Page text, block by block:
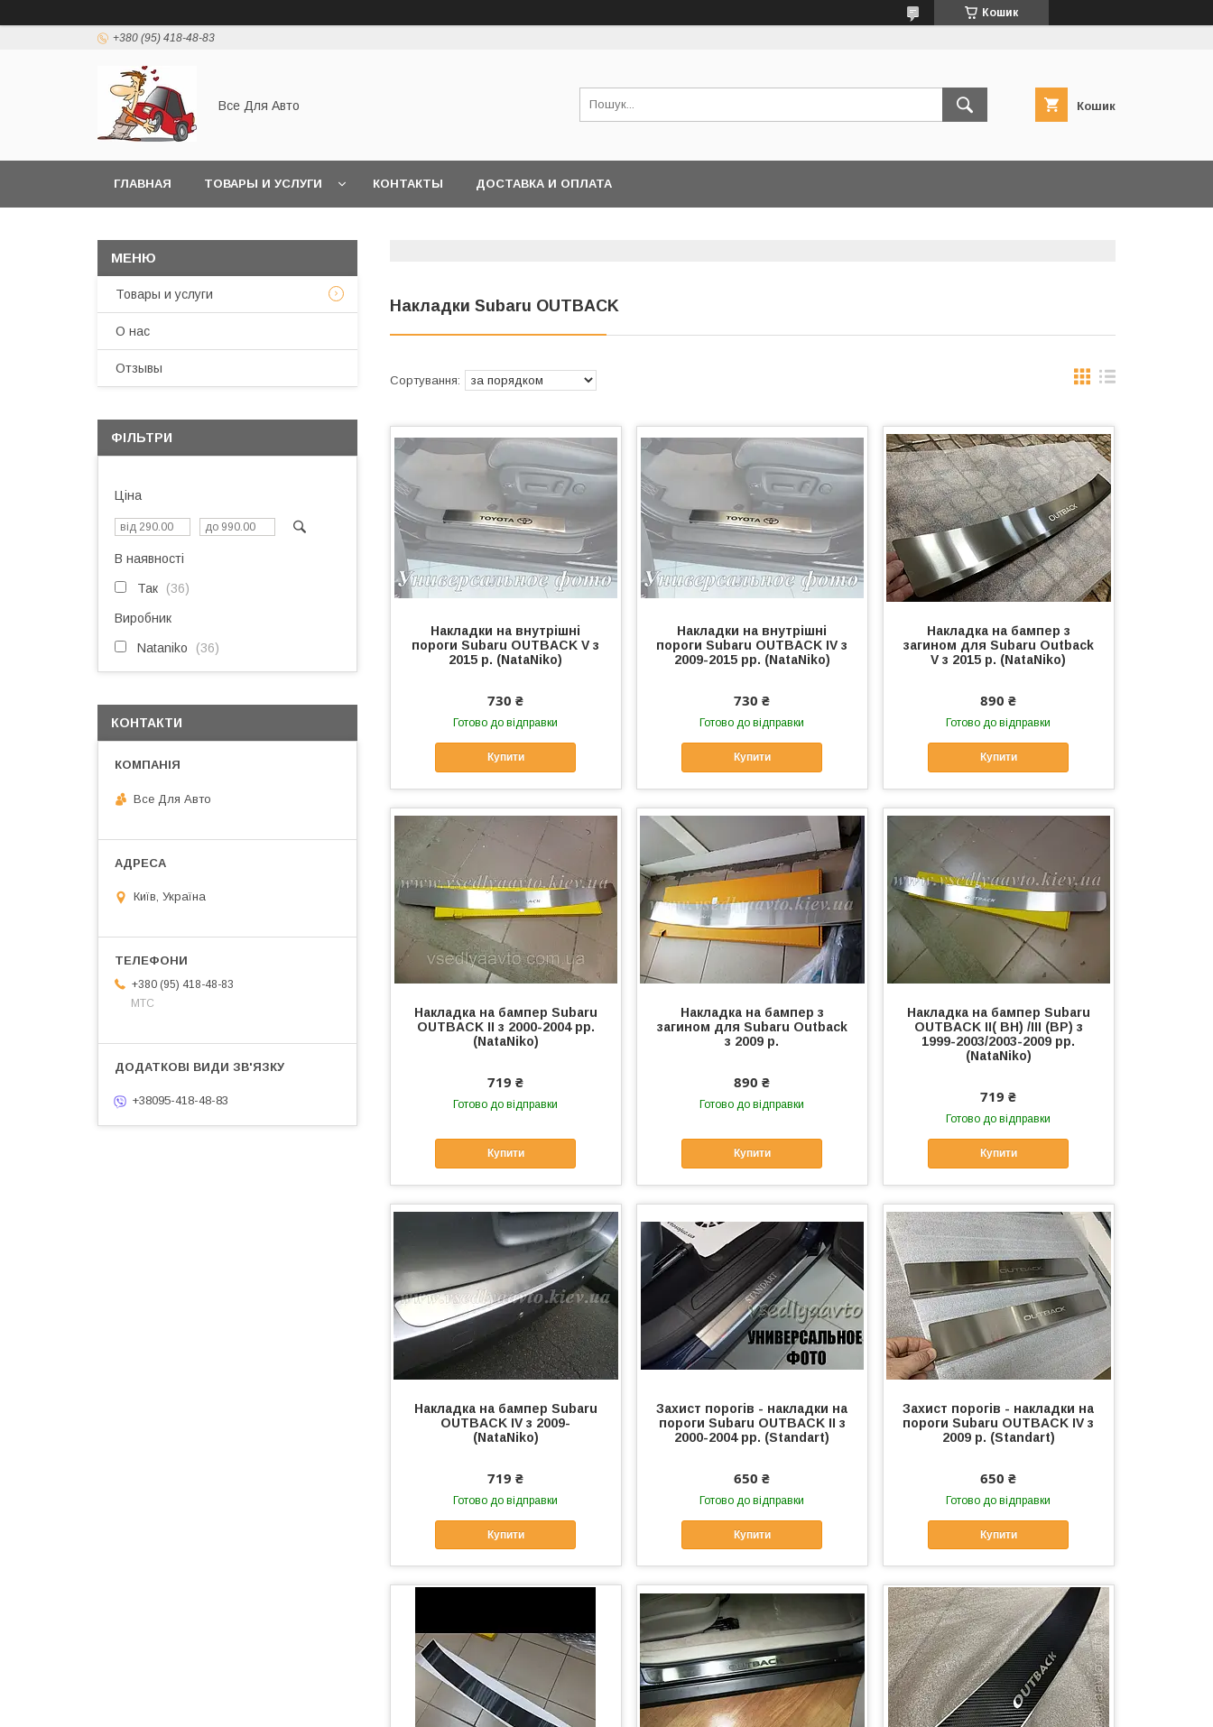
Кошик
+380 (95) 418-48-83
Все Для Авто Кошик
ГЛАВНАЯ ТОВАРЫ И УСЛУГИ КОНТАКТЫ ДОСТАВКА И ОПЛАТА
Накладки Subaru OUTBACK
Накладки на внутрішні
пороги Subaru OUTBACK V з
2015 р. (NataNiko)
730 ₴
Готово до відправки
Купити
Накладки на внутрішні
пороги Subaru OUTBACK IV з
2009-2015 рр. (NataNiko)
730 ₴
Готово до відправки
Купити
Накладка на бампер з
загином для Subaru Outback
V з 2015 р. (NataNiko)
890 ₴
Готово до відправки
Купити
Накладка на бампер Subaru
OUTBACK II з 2000-2004 рр.
(NataNiko)
719 ₴
Готово до відправки
Купити
Накладка на бампер з
загином для Subaru Outback
з 2009 р.
890 ₴
Готово до відправки
Купити
Накладка на бампер Subaru
OUTBACK II( BH) /III (BP) з
1999-2003/2003-2009 рр.
(NataNiko)
719 ₴
Готово до відправки
Купити
Накладка на бампер Subaru
OUTBACK IV з 2009-
(NataNiko)
719 ₴
Готово до відправки
Купити
Захист порогів - накладки на
пороги Subaru OUTBACK II з
2000-2004 рр. (Standart)
650 ₴
Готово до відправки
Купити
Захист порогів - накладки на
пороги Subaru OUTBACK IV з
2009 р. (Standart)
650 ₴
Готово до відправки
Купити
Товары и услуги
О нас
Отзывы
ФІЛЬТРИ
Ціна
В наявності
Так 36
Виробник
Nataniko 36
КОНТАКТИ
Все Для Авто
Київ, Україна
+380 (95) 418-48-83
МТС
+38095-418-48-83